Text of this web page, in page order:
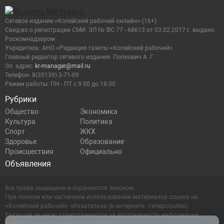
Рубрики
Общество
Экономика
Культура
Политика
Спорт
ЖКХ
Здоровье
Образование
Происшествия
Официально
Объявления
Сетевое издание «Копейский рабочий онлайн» (16+)
Cвид-во о регистрации СМИ: ЭЛ № ФС 77 - 68613 от 03.02.2017 г. выдано
Роскомнадзором
Учредитель: АНО «Редакция газеты «Копейский рабочий»
Главный редактор сетевого издания: Попкович А. Г.
Эл. адрес: kr-manager@mail.ru
Телефон: 8(35139) 3-71-09
Режим работы: ПН - ПТ с 9:00 до 18:00
Все права защищены и охраняются законом.
При полном или частичном использовании материалов ссылка на
«Копейский рабочий» обязательна (в интернете - гиперссылка).
Редакция не несет ответственности за достоверность информации,